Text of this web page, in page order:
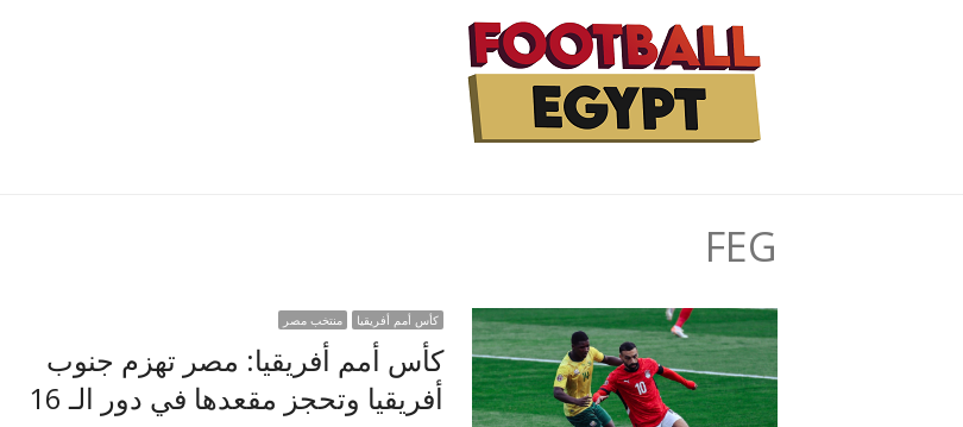
FEG
كأس أمم أفريقيا منتخب مصر
كأس أمم أفريقيا: مصر تهزم جنوب
أفريقيا وتحجز مقعدها في دور الـ 16